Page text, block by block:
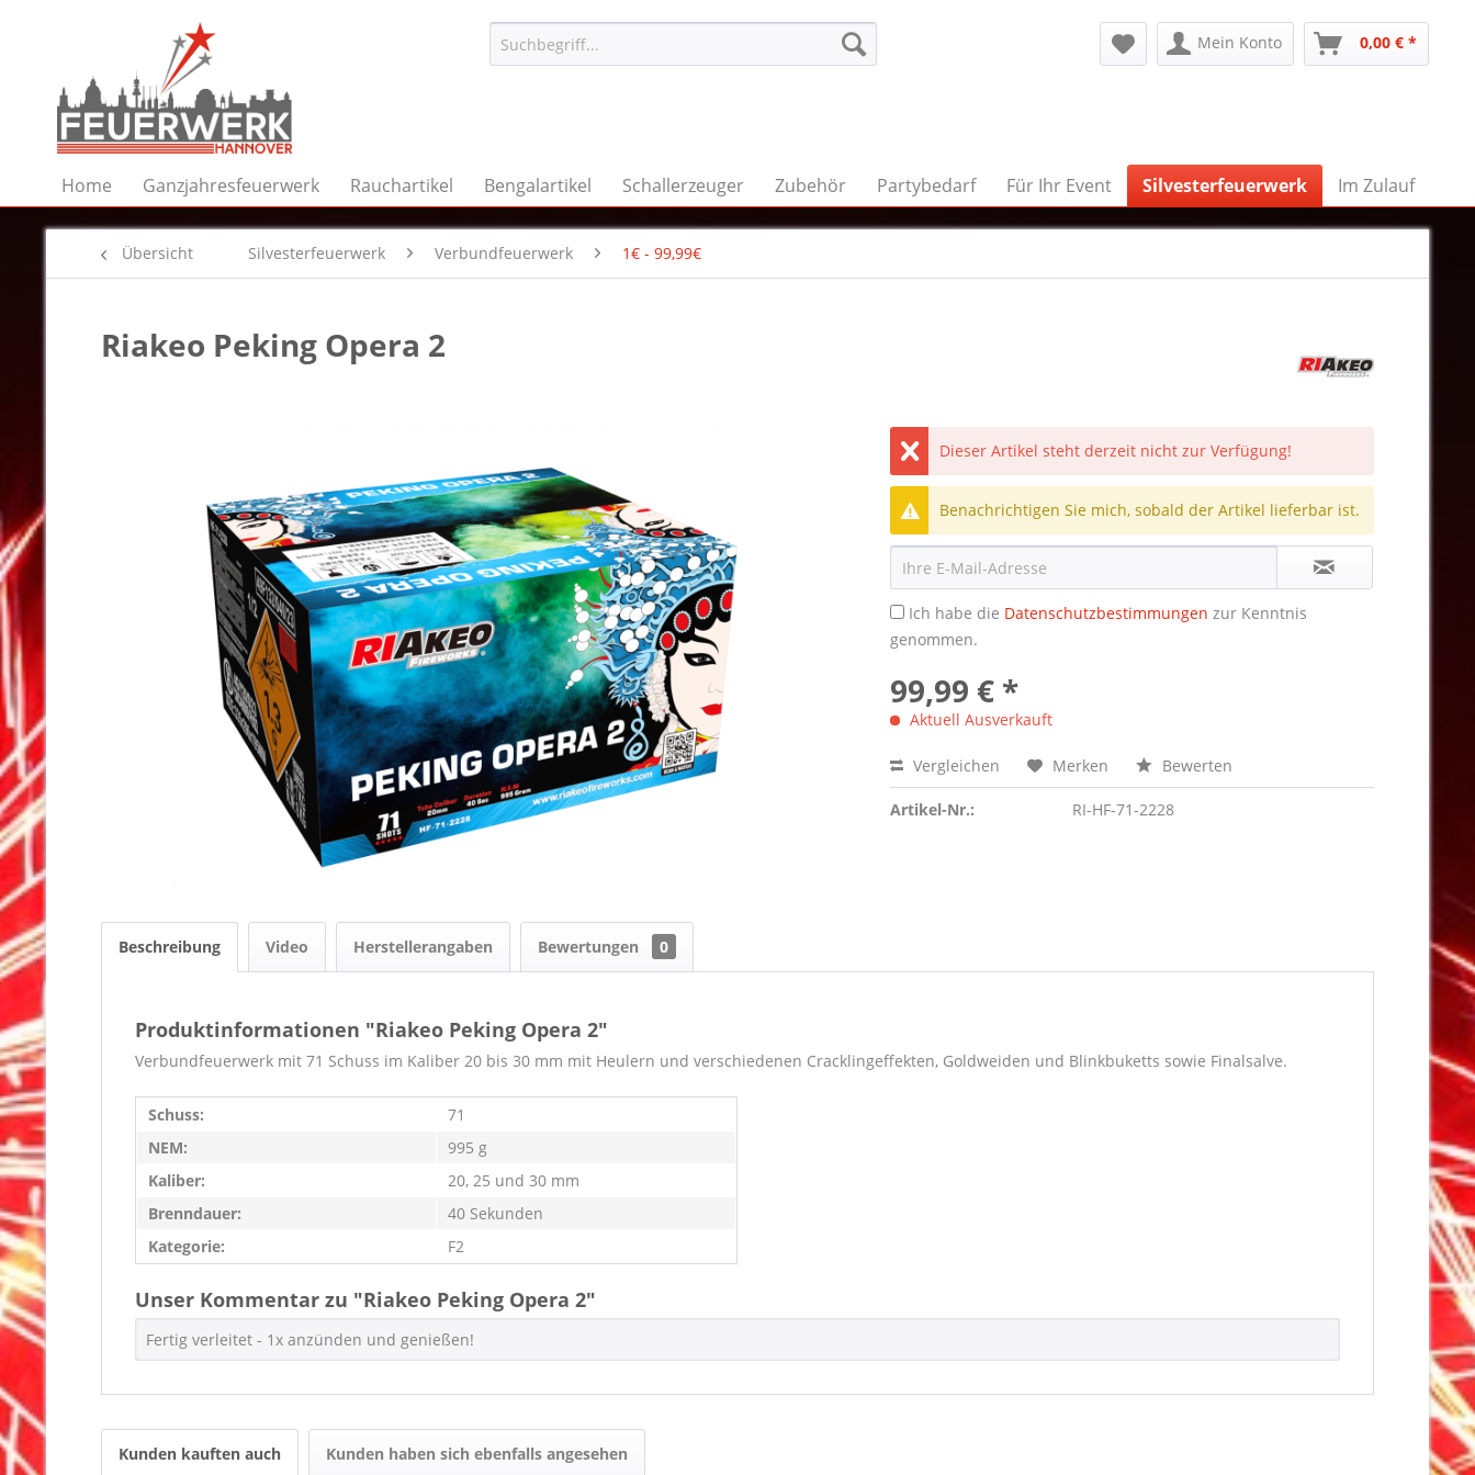
Mein Konto 0,00 € *
Home Ganzjahresfeuerwerk Rauchartikel Bengalartikel Schallerzeuger Zubehör Partybedarf Für Ihr Event Silvesterfeuerwerk Im Zulauf
Übersicht Silvesterfeuerwerk Verbundfeuerwerk 1€ - 99,99€
Riakeo Peking Opera 2
Dieser Artikel steht derzeit nicht zur Verfügung!
Benachrichtigen Sie mich, sobald der Artikel lieferbar ist.
Ich habe die Datenschutzbestimmungen zur Kenntnis
genommen.
99,99 € *
Aktuell Ausverkauft
Vergleichen Merken Bewerten
Artikel-Nr.: RI-HF-71-2228
Beschreibung Video Herstellerangaben Bewertungen 0
Produktinformationen "Riakeo Peking Opera 2"
Verbundfeuerwerk mit 71 Schuss im Kaliber 20 bis 30 mm mit Heulern und verschiedenen Cracklingeffekten, Goldweiden und Blinkbuketts sowie Finalsalve.
Schuss:
71
NEM:
995 g
Kaliber:
20, 25 und 30 mm
Brenndauer:
40 Sekunden
Kategorie:
F2
Unser Kommentar zu "Riakeo Peking Opera 2"
Fertig verleitet - 1x anzünden und genießen!
Kunden kauften auch Kunden haben sich ebenfalls angesehen